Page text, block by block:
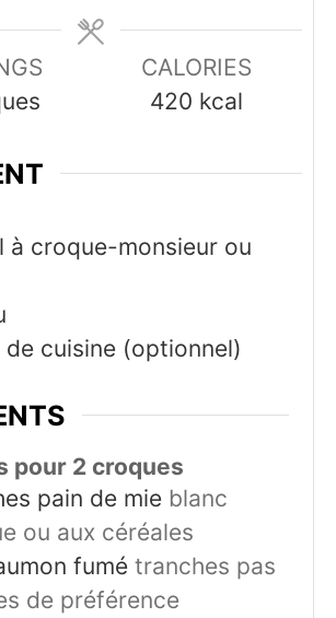
CALORIES
420 kcal
à croque-monsieur ou
de cuisine (optionnel)
pour 2 croques
pain de mie blanc
ou aux céréales
fumé tranches pas
de préférence